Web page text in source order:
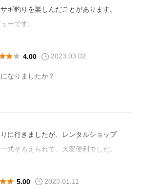
ギ釣りを楽しんだことがあります。
ーです。
県富士市にある人造湖で、ワカサギ
湖面は美しく凍りついており、その
ッフの方に丁寧に教えていただいた
は比較的浅い場所に集まっているた
瀬に降ろすと、すぐに釣果が出るこ
 4.00 2023.03.02
なりましたか？
に行きましたが、レンタルショップ
式そろえられて、大変便利でした。
タッフの方が丁寧に釣り方を教えて
りました。釣ったワカサギは天ぷら
 5.00 2023.01.11